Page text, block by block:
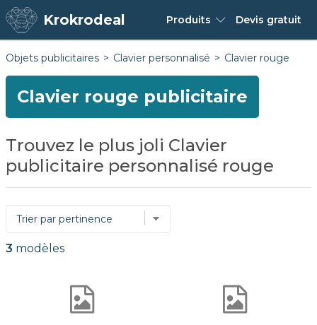
Krokrodeal Produits Devis gratuit
Objets publicitaires Clavier personnalisé Clavier rouge
Clavier rouge publicitaire
Trouvez le plus joli Clavier
publicitaire personnalisé rouge
3 modèles